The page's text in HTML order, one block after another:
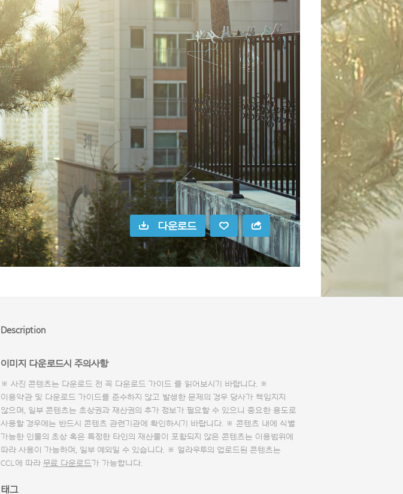
다운로드
Description
이미지 다운로드시 주의사항
※ 사진 콘텐츠는 다운로드 전 꼭 다운로드 가이드 를 읽어보시기 바랍니다. ※
이용약관 및 다운로드 가이드를 준수하지 않고 발생한 문제의 경우 당사가 책임지지
않으며, 일부 콘텐츠는 초상권과 재산권의 추가 정보가 필요할 수 있으니 중요한 용도로
사용할 경우에는 반드시 콘텐츠 관련기관에 확인하시기 바랍니다. ※ 콘텐츠 내에 식별
가능한 인물의 초상 혹은 특정한 타인의 재산물이 포함되지 않은 콘텐츠는 이용범위에
따라 사용이 가능하며, 일부 예외일 수 있습니다. ※ 얼라우투의 업로드된 콘텐츠는
CCL에 따라 무료 다운로드가 가능합니다.
태그